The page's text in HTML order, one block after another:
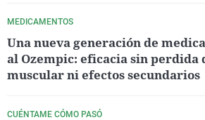
MEDICAMENTOS
Una nueva generación de
al Ozempic: eficacia sin perdida
muscular ni efectos secundarios
CUÉNTAME CÓMO PASÓ